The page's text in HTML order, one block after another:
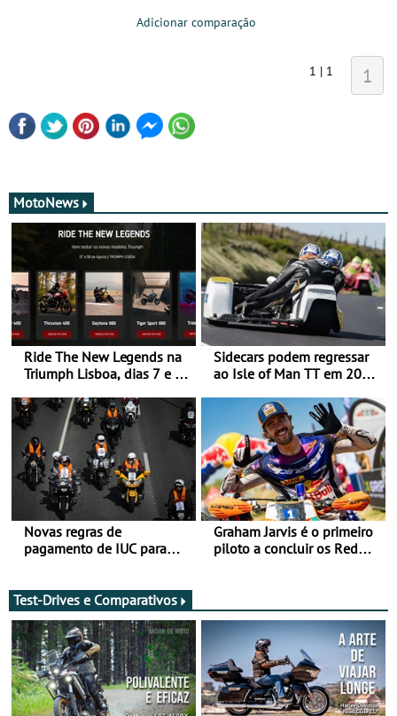
Adicionar comparação
1 | 1 1
MotoNews
Ride The New Legends na
Triumph Lisboa, dias 7 e 8
Sidecars podem regressar
ao Isle of Man TT em 2027
Novas regras de
pagamento de IUC para
Graham Jarvis é o primeiro
piloto a concluir os Red
Test-Drives e Comparativos